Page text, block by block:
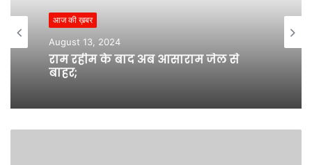
आज की ख़बर
August 13, 2024
राम रहीम के बाद अब आसाराम जेल से
बाहर;